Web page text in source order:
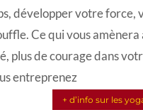
développer votre force,
Ce qui vous amènera
plus de courage dans
entreprenez
+ d’info sur les